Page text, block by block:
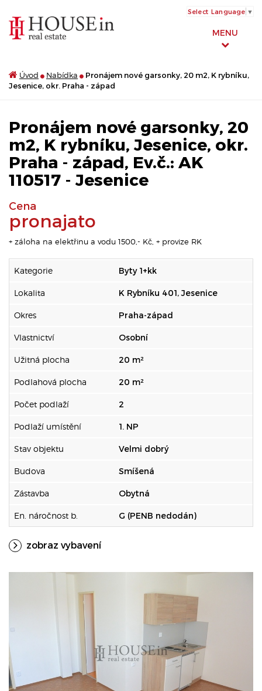
MENU
Select Language ▼
Úvod Nabídka
Pronájem nové garsonky, 20 m2, K rybníku,
Jesenice, okr. Praha - západ
Pronájem nové garsonky, 20
m2, K rybníku, Jesenice, okr.
Praha - západ, Ev.č.: AK
110517 - Jesenice
Cena
pronajato
+ záloha na elektřinu a vodu 1500,- Kč, + provize RK
Kategorie Byty 1+kk
Lokalita K Rybníku 401, Jesenice
Okres Praha-západ
Vlastnictví Osobní
Užitná plocha 20 m²
Podlahová plocha 20 m²
Počet podlaží 2
Podlaží umístění 1. NP
Stav objektu Velmi dobrý
Budova Smíšená
Zástavba Obytná
En. náročnost b. G (PENB nedodán)
zobraz vybavení